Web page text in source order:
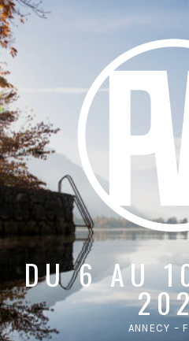
DU 6 AU
ANNECY –